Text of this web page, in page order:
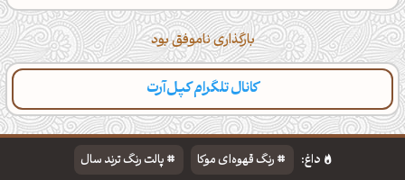
بارگذاری ناموفق بود
کانال تلگرام کپل‌آرت
دسته‌بندی مطالب تازه تایپوگرافی پالت‌ها
داغ: رنگ قهوه‌ای موکا
پالت رنگ ترند سال